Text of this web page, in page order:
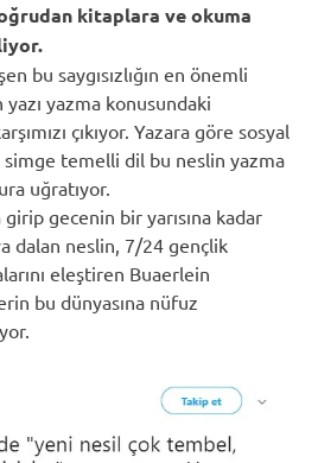
kitaplara ve okuma
bu saygısızlığın en önemli
yazma konusundaki
çıkıyor. Yazara göre sosyal
simge temelli dil bu neslin yazma
uğratıyor.
gecenin bir yarısına kadar
dalan neslin, 7/24 gençlik
eleştiren Buaerlein
bu dünyasına nüfuz